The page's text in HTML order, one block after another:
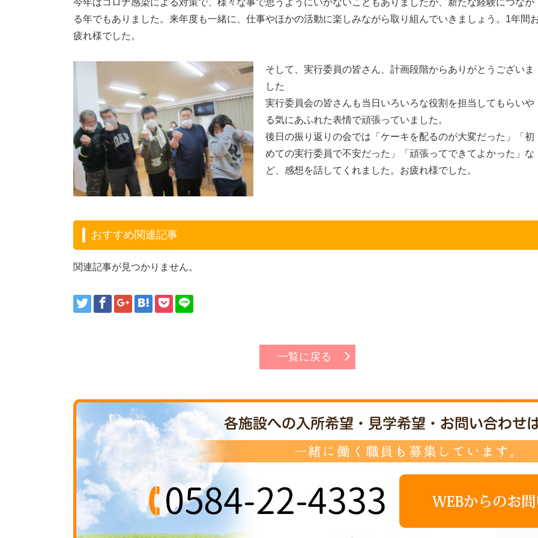
る年でもありました。来年度も一緒に、仕事やほかの活動に楽しみながら取り組んでいきましょう。1年間
疲れ様でした。
そして、実行委員の皆さん、計画段階からありがとうございま
した
実行委員会の皆さんも当日いろいろな役割を担当してもらいや
る気にあふれた表情で頑張っていました。
後日の振り返りの会では「ケーキを配るのが大変だった」「初
めての実行委員で不安だった」「頑張ってできてよかった」な
ど、感想を話してくれました。お疲れ様でした。
おすすめ関連記事
関連記事が見つかりません。
一覧に戻る